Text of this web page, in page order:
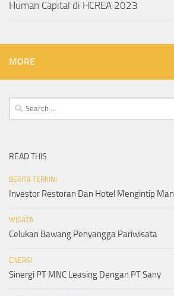
Human Capital di HCREA 2023
MORE
Search
for:
READ THIS
BERITA TERKINI
Investor Restoran Dan Hotel Mengintip
WISATA
Celukan Bawang Penyangga Pariwisata
ENERGI
Sinergi PT MNC Leasing Dengan PT Sany